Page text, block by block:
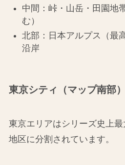
中間：峠・山岳・田園地
む）
北部：日本アルプス（最
沿岸
東京シティ（マップ南部）
東京エリアはシリーズ史上
地区に分割されています。